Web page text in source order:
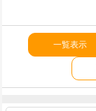
一覧表示